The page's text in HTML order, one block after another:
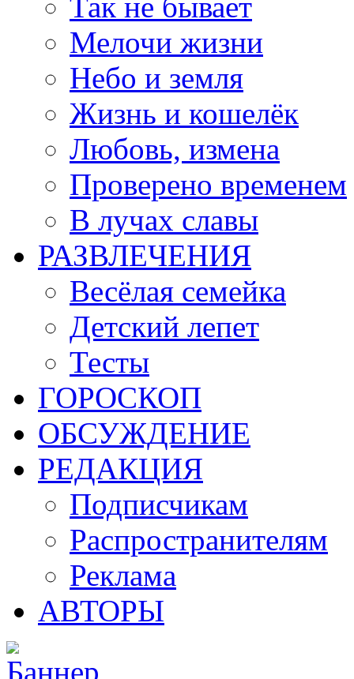
Мелочи жизни
Небо и земля
Жизнь и кошелёк
Любовь, измена
Проверено временем
В лучах славы
РАЗВЛЕЧЕНИЯ
Весёлая семейка
Детский лепет
Тесты
ГОРОСКОП
ОБСУЖДЕНИЕ
РЕДАКЦИЯ
Подписчикам
Распространителям
Реклама
АВТОРЫ